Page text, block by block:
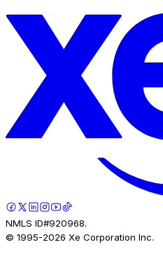
NMLS ID#920968.
© 1995-2026 Xe Corporation Inc.